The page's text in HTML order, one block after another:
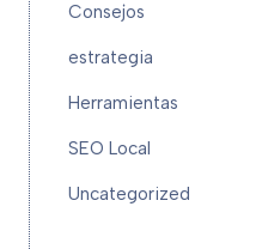
Consejos
estrategia
Herramientas
SEO Local
Uncategorized